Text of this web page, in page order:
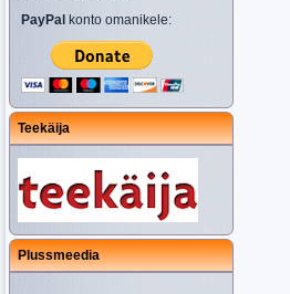
PayPal konto omanikele:
Teekäija
Plussmeedia